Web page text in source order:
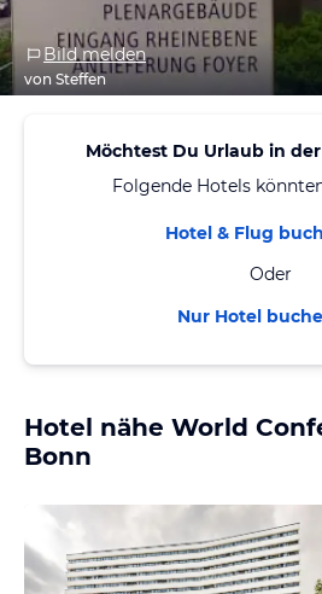
Bild melden
von Steffen
Möchtest Du Urlaub in
Folgende Hotels
Hotel & Flug
Oder
Nur Hotel
Hotel nähe World
Bonn